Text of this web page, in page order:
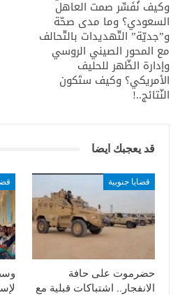
علاه أن يرخص أسعارنا وأن يولي علينا
أشرارنا أنه ولي ذلك والقادر عليه.
صادر عن قيادة الوقفة الشعبية
المكلا: الخميس 4 مارس 2021م
وكيف نُفَسِّر صمت العاهل
السعودي؟ وما مدى صحّة
و”جديّة” التّهديدات بالتّحالف
مع المحور الصيني الروسي
وإدارة الظّهر للحليف
الأمريكي؟ وكيف ستَكون
النّتائج..!
قد يعجبك ايضا
قضايا جنوبية
حضرموت على حافة
الانفجار.. اشتباكات قبلية مع